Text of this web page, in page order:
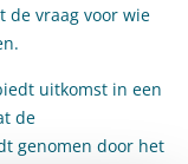
de vraag voor wie
uitkomst in een
de
genomen door het